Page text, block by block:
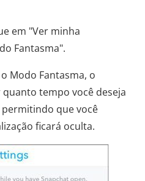
em "Ver minha
Fantasma".
Modo Fantasma, o
tempo você deseja
que você
ficará oculta.